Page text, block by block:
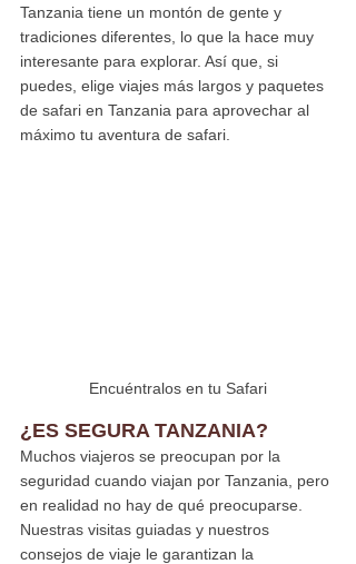
Tanzania tiene un montón de gente y
tradiciones diferentes, lo que la hace muy
interesante para explorar. Así que, si
puedes, elige viajes más largos y paquetes
de safari en Tanzania para aprovechar al
máximo tu aventura de safari.
Encuéntralos en tu Safari
¿ES SEGURA TANZANIA?
Muchos viajeros se preocupan por la
seguridad cuando viajan por Tanzania, pero
en realidad no hay de qué preocuparse.
Nuestras visitas guiadas y nuestros
consejos de viaje le garantizan la